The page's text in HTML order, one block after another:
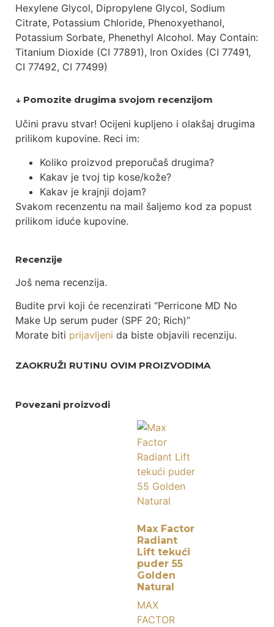
Hexylene Glycol, Dipropylene Glycol, Sodium
Citrate, Potassium Chloride, Phenoxyethanol,
Potassium Sorbate, Phenethyl Alcohol. May Contain:
Titanium Dioxide (CI 77891), Iron Oxides (CI 77491,
CI 77492, CI 77499)
↓ Pomozite drugima svojom recenzijom
Učini pravu stvar! Ocijeni kupljeno i olakšaj drugima
prilikom kupovine. Reci im:
Koliko proizvod preporučaš drugima?
Kakav je tvoj tip kose/kože?
Kakav je krajnji dojam?
Svakom recenzentu na mail šaljemo kod za popust
prilikom iduće kupovine.
Recenzije
Još nema recenzija.
Budite prvi koji će recenzirati “Perricone MD No
Make Up serum puder (SPF 20; Rich)”
Morate biti prijavljeni da biste objavili recenziju.
ZAOKRUŽI RUTINU OVIM PROIZVODIMA
Povezani proizvodi
Max Factor
Radiant
Lift tekući
puder 55
Golden
Natural
MAX
FACTOR